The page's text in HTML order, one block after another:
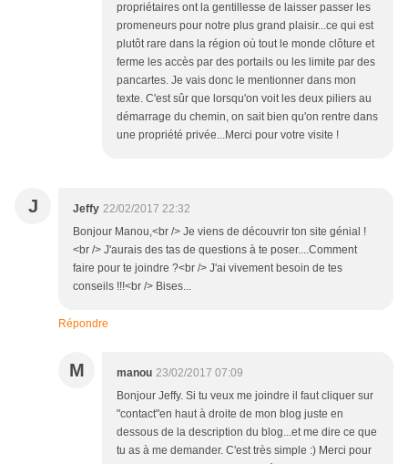
propriétaires ont la gentillesse de laisser passer les
promeneurs pour notre plus grand plaisir...ce qui est
plutôt rare dans la région où tout le monde clôture et
ferme les accès par des portails ou les limite par des
pancartes. Je vais donc le mentionner dans mon
texte. C'est sûr que lorsqu'on voit les deux piliers au
démarrage du chemin, on sait bien qu'on rentre dans
une propriété privée...Merci pour votre visite !
J Jeffy 22/02/2017 22:32
Bonjour Manou,<br /> Je viens de découvrir ton site génial !
<br /> J'aurais des tas de questions à te poser....Comment
faire pour te joindre ?<br /> J'ai vivement besoin de tes
conseils !!!<br /> Bises...
Répondre
M manou 23/02/2017 07:09
Bonjour Jeffy. Si tu veux me joindre il faut cliquer sur
"contact"en haut à droite de mon blog juste en
dessous de la description du blog...et me dire ce que
tu as à me demander. C'est très simple :) Merci pour